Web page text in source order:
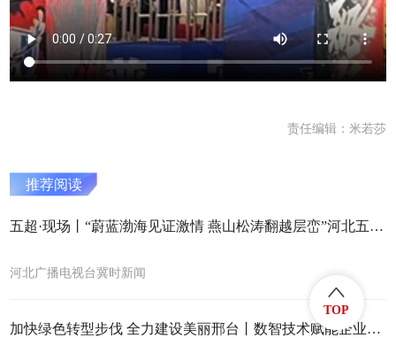
责任编辑：米若莎
推荐阅读
五超·现场丨“蔚蓝渤海见证激情 燕山松涛翻越层峦”河北五超 秦皇岛队VS承德队现场解说惊现小作文 @河北五超 #河北五超推荐官
河北广播电视台冀时新闻
加快绿色转型步伐 全力建设美丽邢台丨数智技术赋能企业节能降碳
TOP